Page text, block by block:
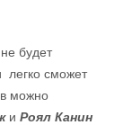
будет
легко сможет
можно
и Роял Канин